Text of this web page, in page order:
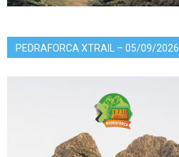
PEDRAFORCA XTRAIL – 05/09/2026